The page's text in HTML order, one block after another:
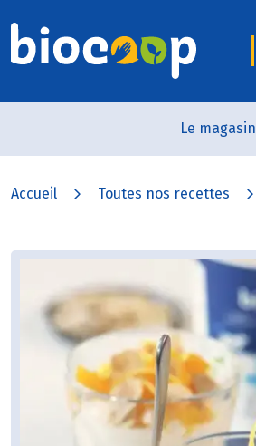
Le magasin
Accueil Toutes nos recettes